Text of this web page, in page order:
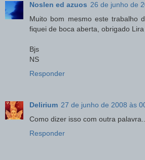
Noslen ed azuos 26 de junho de
Muito bom mesmo este trabalho
fiquei de boca aberta, obrigado
Bjs
NS
Responder
Delirium 27 de junho de 2008 às
Como dizer isso com outra
Responder